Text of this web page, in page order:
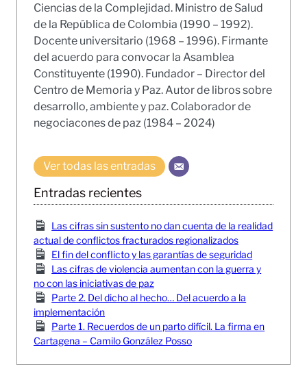
Ciencias de la Complejidad. Ministro de Salud
de la República de Colombia (1990 – 1992).
Docente universitario (1968 – 1996). Firmante
del acuerdo para convocar la Asamblea
Constituyente (1990). Fundador – Director del
Centro de Memoria y Paz. Autor de libros sobre
desarrollo, ambiente y paz. Colaborador de
negociacones de paz (1984 – 2024)
Ver todas las entradas
Entradas recientes
Las cifras sin sustento no dan cuenta de la realidad
actual de conflictos fracturados regionalizados
El fin del conflicto y las garantías de seguridad
Las cifras de violencia aumentan con la guerra y
no con las iniciativas de paz
Parte 2. Del dicho al hecho… Del acuerdo a la
implementación
Parte 1. Recuerdos de un parto difícil. La firma en
Cartagena – Camilo González Posso